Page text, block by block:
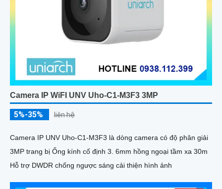
Camera IP WiFI UNV Uho-C1-M3F3 3MP
5%-35% liên hệ
Camera IP UNV Uho-C1-M3F3 là dòng camera có độ phân giải
3MP trang bị Ống kính cố định 3. 6mm hồng ngoại tầm xa 30m
Hỗ trợ DWDR chống ngược sáng cải thiện hình ảnh